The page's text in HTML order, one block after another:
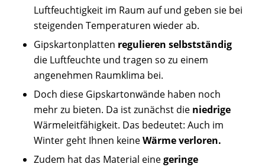
Luftfeuchtigkeit im Raum auf und geben sie bei
steigenden Temperaturen wieder ab.
Gipskartonplatten regulieren selbstständig
die Luftfeuchte und tragen so zu einem
angenehmen Raumklima bei.
Doch diese Gipskartonwände haben noch
mehr zu bieten. Da ist zunächst die niedrige
Wärmeleitfähigkeit. Das bedeutet: Auch im
Winter geht Ihnen keineWärme verloren.
Zudem hat das Material einegeringe